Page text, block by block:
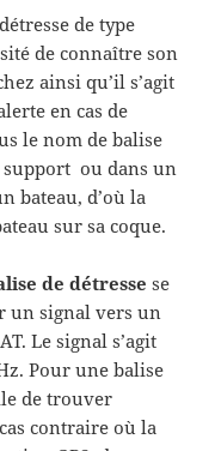
de type
de connaître son
ainsi qu’il s’agit
en cas de
le nom de balise
support ou dans un
bateau, d’où la
sur sa coque.
de détresse se
un signal vers un
Le signal s’agit
Pour une balise
de trouver
contraire où la